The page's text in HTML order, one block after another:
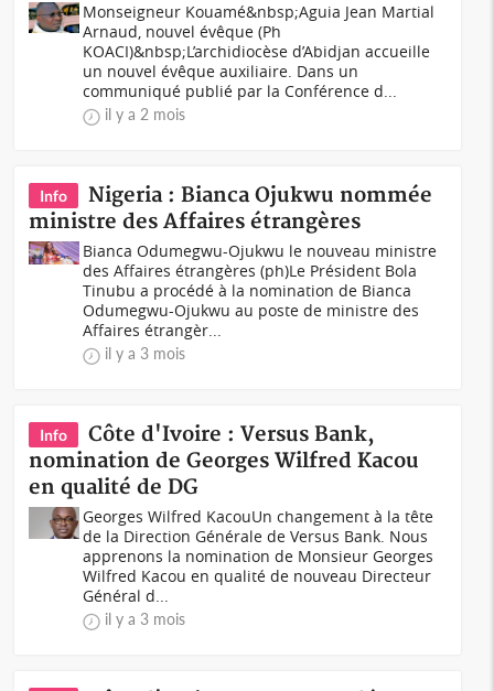
Monseigneur Kouamé&nbsp;Aguia Jean Martial
Arnaud, nouvel évêque (Ph
KOACI)&nbsp;L’archidiocèse d’Abidjan accueille
un nouvel évêque auxiliaire. Dans un
communiqué publié par la Conférence d...
il y a 2 mois
Info
Nigeria : Bianca Ojukwu nommée
ministre des Affaires étrangères
Bianca Odumegwu-Ojukwu le nouveau ministre
des Affaires étrangères (ph)Le Président Bola
Tinubu a procédé à la nomination de Bianca
Odumegwu-Ojukwu au poste de ministre des
Affaires étrangèr...
il y a 3 mois
Info
Côte d'Ivoire : Versus Bank,
nomination de Georges Wilfred Kacou
en qualité de DG
Georges Wilfred KacouUn changement à la tête
de la Direction Générale de Versus Bank. Nous
apprenons la nomination de Monsieur Georges
Wilfred Kacou en qualité de nouveau Directeur
Général d...
il y a 3 mois